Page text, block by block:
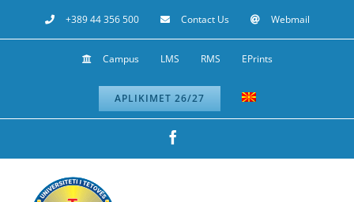
to
+389 44 356 500 Contact Us Webmail
Campus LMS RMS EPrints
APLIKIMET 26/27